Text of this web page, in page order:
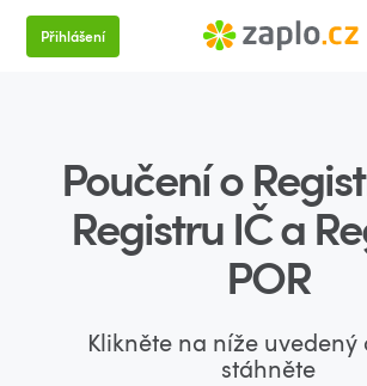
Přihlášení
Poučení o
Registru IČ a
POR
Klikněte na níže uvedený
stáhněte